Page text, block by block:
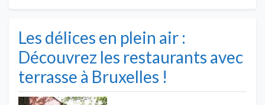
Les délices en plein air :
Découvrez les restaurants avec
terrasse à Bruxelles !